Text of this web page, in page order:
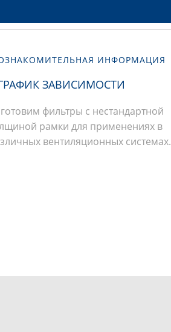
ИНФОРМАЦИЯ
ЗАВИСИМОСТИ
фильтры с нестандартной
рамки для применениях в
вентиляционных системах.